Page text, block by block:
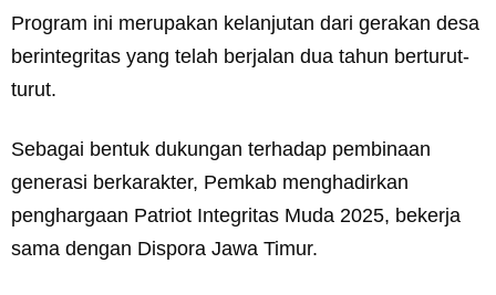
Program ini merupakan kelanjutan dari gerakan desa
berintegritas yang telah berjalan dua tahun berturut-
turut.
Sebagai bentuk dukungan terhadap pembinaan
generasi berkarakter, Pemkab menghadirkan
penghargaan Patriot Integritas Muda 2025, bekerja
sama dengan Dispora Jawa Timur.